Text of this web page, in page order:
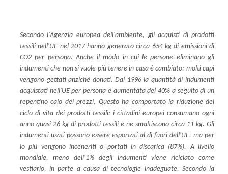
Secondo l'Agenzia europea dell'ambiente, gli acquisti di prodotti
tessili nell'UE nel 2017 hanno generato circa 654 kg di emissioni di
CO2 per persona. Anche il modo in cui le persone eliminano gli
indumenti che non si vuole più tenere in casa è cambiato: molti capi
vengono gettati anziché donati. Dal 1996 la quantità di indumenti
acquistati nell'UE per persona è aumentata del 40% a seguito di un
repentino calo dei prezzi. Questo ha comportato la riduzione del
ciclo di vita dei prodotti tessili: i cittadini europei consumano ogni
anno quasi 26 kg di prodotti tessili e ne smaltiscono circa 11 kg. Gli
indumenti usati possono essere esportati al di fuori dell'UE, ma per
lo più vengono inceneriti o portati in discarica (87%). A livello
mondiale, meno dell'1% degli indumenti viene riciclato come
vestiario, in parte a causa di tecnologie inadeguate. Secondo la